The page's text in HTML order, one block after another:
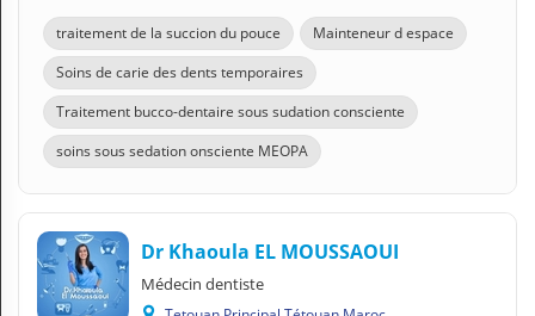
traitement de la succion du pouce
Mainteneur d espace
Soins de carie des dents temporaires
Traitement bucco-dentaire sous sudation consciente
soins sous sedation onsciente MEOPA
Dr Khaoula EL MOUSSAOUI
Médecin dentiste